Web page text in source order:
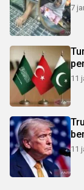
7
11
11